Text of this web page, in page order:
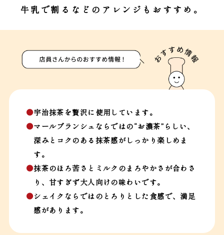
牛乳で割るなどのアレンジもおすすめ。
●宇治抹茶を贅沢に使用しています。
●マールブランシュならではの“お濃茶”らしい、
深みとコクのある抹茶感がしっかり楽しめま
す。
●抹茶のほろ苦さとミルクのまろやかさが合わさ
り、甘すぎず大人向けの味わいです。
●シェイクならではのとろりとした食感で、満足
感があります。